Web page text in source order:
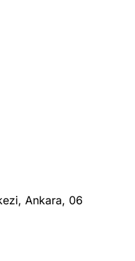
, Ankara, 06